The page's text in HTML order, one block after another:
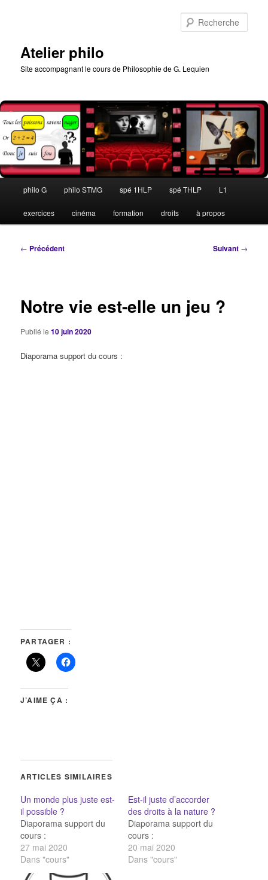
Atelier philo
Site accompagnant le cours de Philosophie de G. Lequien
principal
philo G philo STMG spé 1HLP spé THLP L1
exercices cinéma formation droits à propos
Navigation
← Précédent Suivant →
Notre vie est-elle un jeu ?
Publié le10 juin 2020
Diaporama support du cours :
PARTAGER :
J’AIME ÇA :
ARTICLES SIMILAIRES
Un monde plus juste est-
il possible ?
Diaporama support du
cours :
27 mai 2020
Dans "cours"
Est-il juste d’accorder
des droits à la nature ?
Diaporama support du
cours :
20 mai 2020
Dans "cours"